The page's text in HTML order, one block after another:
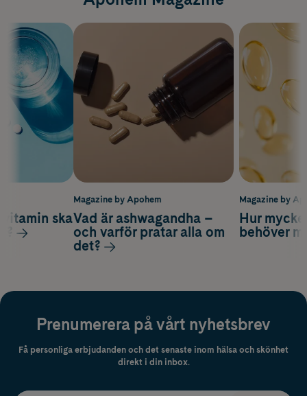
Magazine by
Hur
behöver
ska
Magazine by Apohem
Vad är ashwagandha –
och varför pratar alla om
det?
Prenumerera på vårt nyhetsbrev
Få personliga erbjudanden och det senaste inom hälsa och skönhet
direkt i din inbox.